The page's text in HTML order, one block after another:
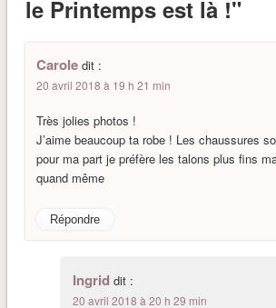
le Printemps est là !"
Carole dit :
20 avril 2018 à 19 h 21 min
Très jolies photos !
J’aime beaucoup ta robe ! Les chaussures
pour ma part je préfère les talons plus fins
quand même
Répondre
Ingrid dit :
20 avril 2018 à 20 h 29 min